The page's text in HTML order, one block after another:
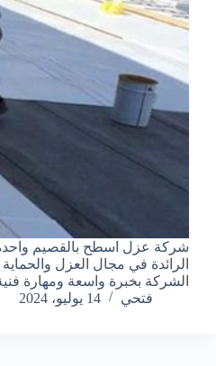
شركة عزل اسطح بالقصيم
الرائدة في مجال العزل
الشركة بخبرة واسعة ومهارة
فتحي
14 يوليو، 2024